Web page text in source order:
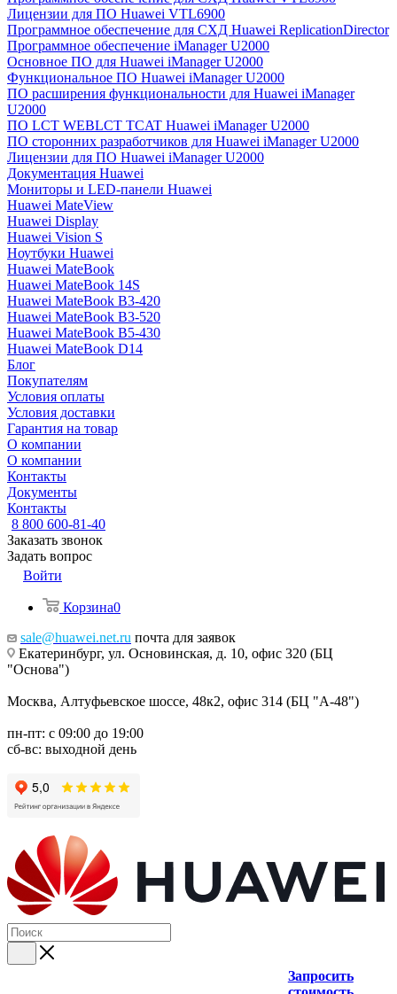
Лицензии для ПО Huawei VTL6900
Программное обеспечение для СХД Huawei ReplicationDirector
Программное обеспечение iManager U2000
Основное ПО для Huawei iManager U2000
Функциональное ПО Huawei iManager U2000
ПО расширения функциональности для Huawei iManager
U2000
ПО LCT WEBLCT TCAT Huawei iManager U2000
ПО сторонних разработчиков для Huawei iManager U2000
Лицензии для ПО Huawei iManager U2000
Документация Huawei
Мониторы и LED-панели Huawei
Huawei MateView
Huawei Display
Huawei Vision S
Ноутбуки Huawei
Huawei MateBook
Huawei MateBook 14S
Huawei MateBook B3-420
Huawei MateBook B3-520
Huawei MateBook B5-430
Huawei MateBook D14
Блог
Покупателям
Условия оплаты
Условия доставки
Гарантия на товар
О компании
О компании
Контакты
Документы
Контакты
8 800 600-81-40
Заказать звонок
Задать вопрос
Войти
Корзина0
sale@huawei.net.ru почта для заявок
Екатеринбург, ул. Основинская, д. 10, офис 320 (БЦ
"Основа")
Москва, Алтуфьевское шоссе, 48к2, офис 314 (БЦ "А-48")
пн-пт: с 09:00 до 19:00
сб-вс: выходной день
Запросить